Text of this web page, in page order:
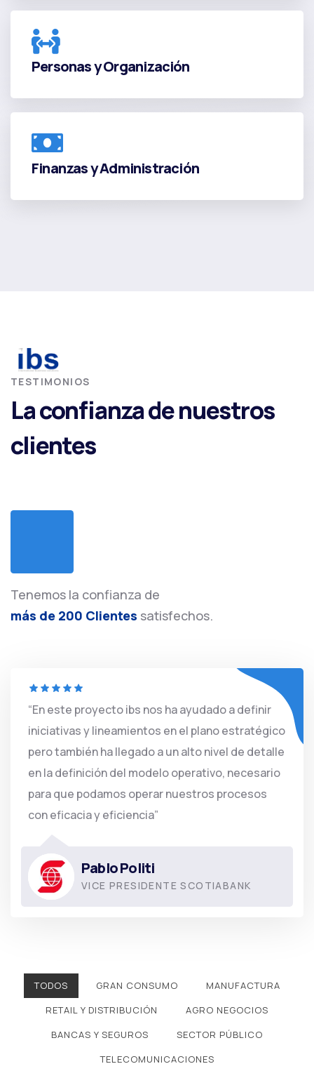
Personas y OrganizaciónPersonas y Organización
Finanzas y Administración
Finanzas y Administración
TESTIMONIOS
La confianza de nuestros
clientes
Tenemos la confianza de
más de 200 Clientes satisfechos.
Pablo Politi
VICE PRESIDENTE SCOTIABANK
“En este proyecto ibs nos ha ayudado a definir
iniciativas y lineamientos en el plano estratégico
pero también ha llegado a un alto nivel de detalle
en la definición del modelo operativo, necesario
para que podamos operar nuestros procesos
con eficacia y eficiencia”
TODOS GRAN CONSUMO
MANUFACTURA
RETAIL Y DISTRIBUCIÓN
AGRO NEGOCIOS
BANCAS Y SEGUROS
SECTOR PÚBLICO
TELECOMUNICACIONES